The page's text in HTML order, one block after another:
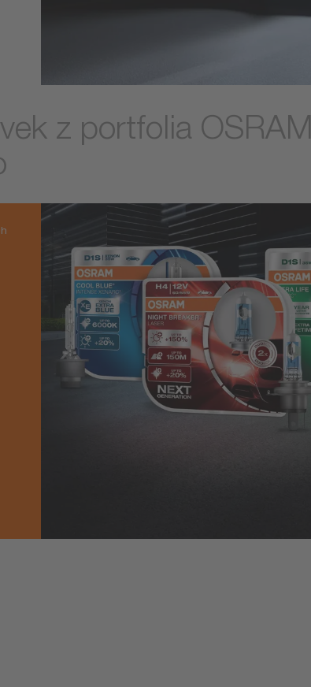
z portfolia OSRAM